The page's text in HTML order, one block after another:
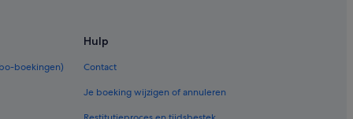
Wrocław
boekingen)
Hulp
Contact
Je boeking wijzigen of annuleren